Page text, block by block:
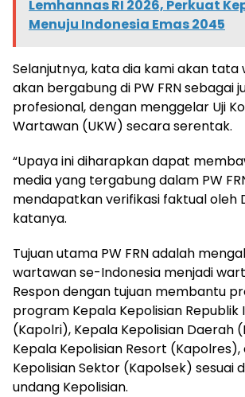
Lemhannas RI 2026, Perkuat
Menuju Indonesia Emas 2045
Selanjutnya, kata dia kami akan
akan bergabung di PW FRN sebagai
profesional, dengan menggelar Uji
Wartawan (UKW) secara serentak.
“Upaya ini diharapkan dapat
media yang tergabung dalam PW
mendapatkan verifikasi faktual oleh
katanya.
Tujuan utama PW FRN adalah
wartawan se-Indonesia menjadi
Respon dengan tujuan membantu
program Kepala Kepolisian Republik
(Kapolri), Kepala Kepolisian Daerah
Kepala Kepolisian Resort
Kepolisian Sektor (Kapolsek) sesuai
undang Kepolisian.